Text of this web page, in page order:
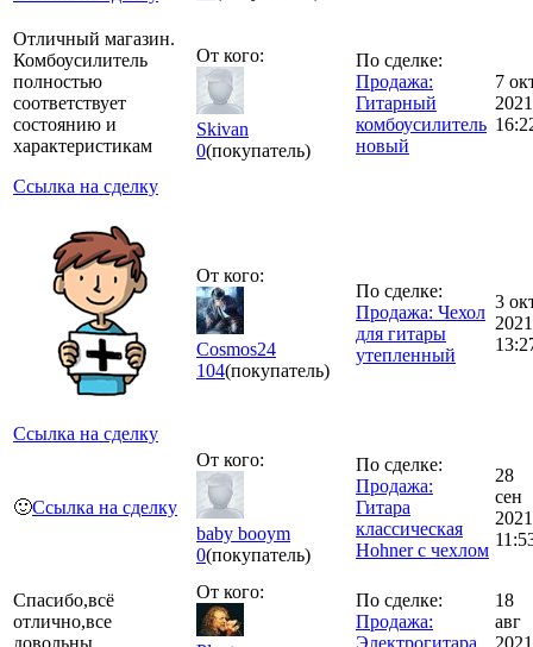
Отличный магазин.
Комбоусилитель
полностью
соответствует
состоянию и
характеристикам
Ссылка на сделку
От кого:
Skivan
0(покупатель)
По сделке:
Продажа:
Гитарный
комбоусилитель
новый
7
2021
Ссылка на сделку
От кого:
Cosmos24
104(покупатель)
По сделке:
Продажа: Чехол
для гитары
утепленный
3
2021
🙂Ссылка на сделку
От кого:
baby booym
0(покупатель)
По сделке:
Продажа:
Гитара
классическая
Hohner с чехлом
28
сен
2021
Спасибо,всё
отлично,все
довольны.
От кого:
По сделке:
Продажа:
Электрогитара
18
авг
2021